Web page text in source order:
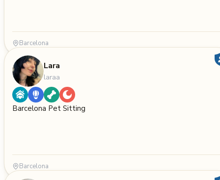
Barcelona
Lara
laraa
Barcelona Pet Sitting
Barcelona